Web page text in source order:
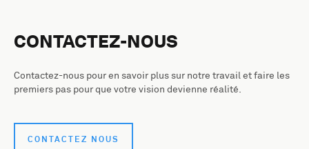
CONTACTEZ-NOUS
Contactez-nous pour en savoir plus sur notre travail et faire les
premiers pas pour que votre vision devienne réalité.
CONTACTEZ NOUS